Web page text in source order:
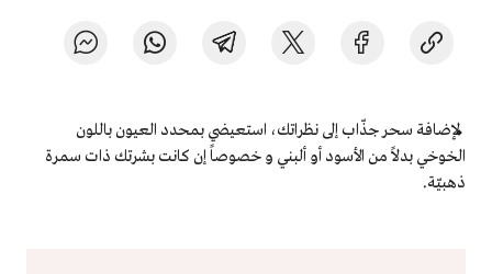
لإضافة سحر جذّاب إلى نظراتك، استعيضي بمحدد العيون باللون
الخوخي بدلاً من الأسود أو ألبني و خصوصاً إن كانت بشرتك ذات سمرة
ذهبيّة.